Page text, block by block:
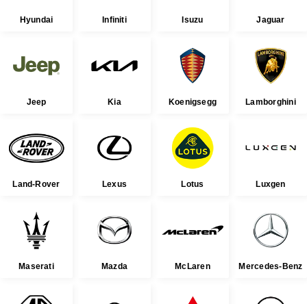
Hyundai Infiniti Isuzu Jaguar
Jeep Kia Koenigsegg Lamborghini
Land-Rover Lexus Lotus Luxgen
Maserati Mazda McLaren Mercedes-Benz